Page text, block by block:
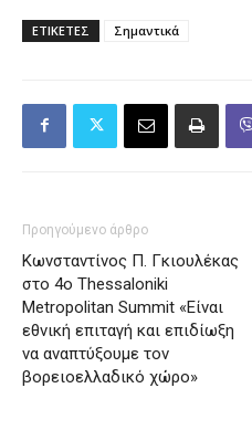
ΕΤΙΚΕΤΕΣ Σημαντικά
Προηγούμενο άρθρο
Κωνσταντίνος Π. Γκιουλέκας
στο 4o Thessaloniki
Metropolitan Summit «Είναι
εθνική επιταγή και επιδίωξη
να αναπτύξουμε τον
βορειοελλαδικό χώρο»